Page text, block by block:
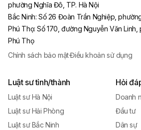
phường Nghĩa Đô, TP. Hà Nội
Bắc Ninh:Số 26 Đoàn Trần Nghiệp,
Phú Thọ:Số 170, đường Nguyễn Văn
Phú Thọ
Chính sách bảo mật·Điều khoản sử dụng
Luật sư tỉnh/thành
Luật sư Hà Nội
Luật sư Hải Phòng
Luật sư Bắc Ninh
Hỏi
Doanh
Đầu tư
Dân sự